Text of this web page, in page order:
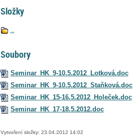
Složky
..
Soubory
Seminar_HK_9-10.5.2012_Lotková.doc
Seminar_HK_9-10.5.2012_Staňková.doc
Seminar_HK_15-16.5.2012_Holeček.doc
Seminar_HK_17-18.5.2012.doc
Vytvoření složky: 23.04.2012 14:02